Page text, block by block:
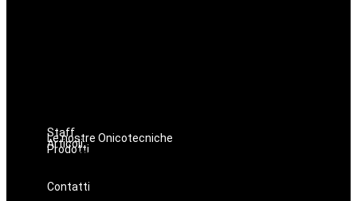
Staff
Le nostre Onicotecniche
Articoli
ProdottiOniconails
Prodotti per ricostruzione unghie
Contatti